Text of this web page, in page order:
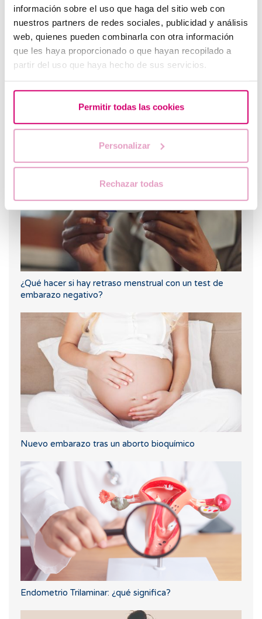
información sobre el uso que haga del sitio web con
nuestros partners de redes sociales, publicidad y análisis
web, quienes pueden combinarla con otra información
que les haya proporcionado o que hayan recopilado a
partir del uso que haya hecho de sus servicios.
Permitir todas las cookies
Personalizar
Rechazar todas
¿Qué hacer si hay retraso menstrual con un test de
embarazo negativo?
Nuevo embarazo tras un aborto bioquímico
Endometrio Trilaminar: ¿qué significa?